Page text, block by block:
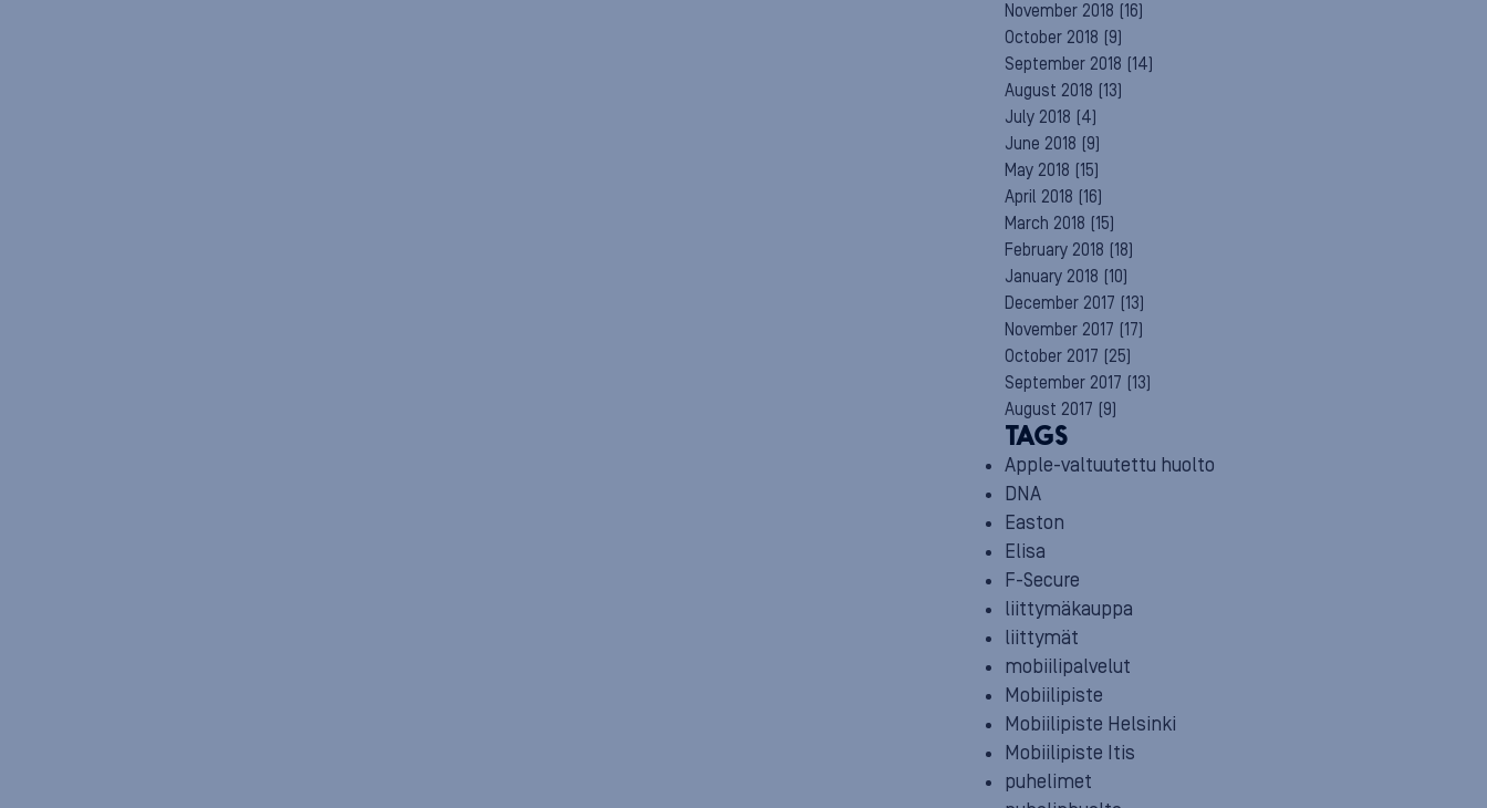
November 2018 (16)
October 2018 (9)
September 2018 (14)
August 2018 (13)
July 2018 (4)
June 2018 (9)
May 2018 (15)
April 2018 (16)
March 2018 (15)
February 2018 (18)
January 2018 (10)
December 2017 (13)
November 2017 (17)
October 2017 (25)
September 2017 (13)
August 2017 (9)
TAGS
Apple-valtuutettu huolto
DNA
Easton
Elisa
F-Secure
liittymäkauppa
liittymät
mobiilipalvelut
Mobiilipiste
Mobiilipiste Helsinki
Mobiilipiste Itis
puhelimet